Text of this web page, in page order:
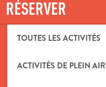
RÉSERVER
TOUTES LES ACTIVITÉS
ACTIVITÉS DE PLEIN AIR
marché floral “Jour de
se parent de couleurs
animations viennent
dans une atmosphère